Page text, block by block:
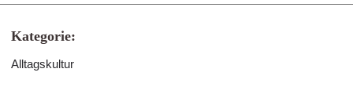
Kategorie:
Alltagskultur